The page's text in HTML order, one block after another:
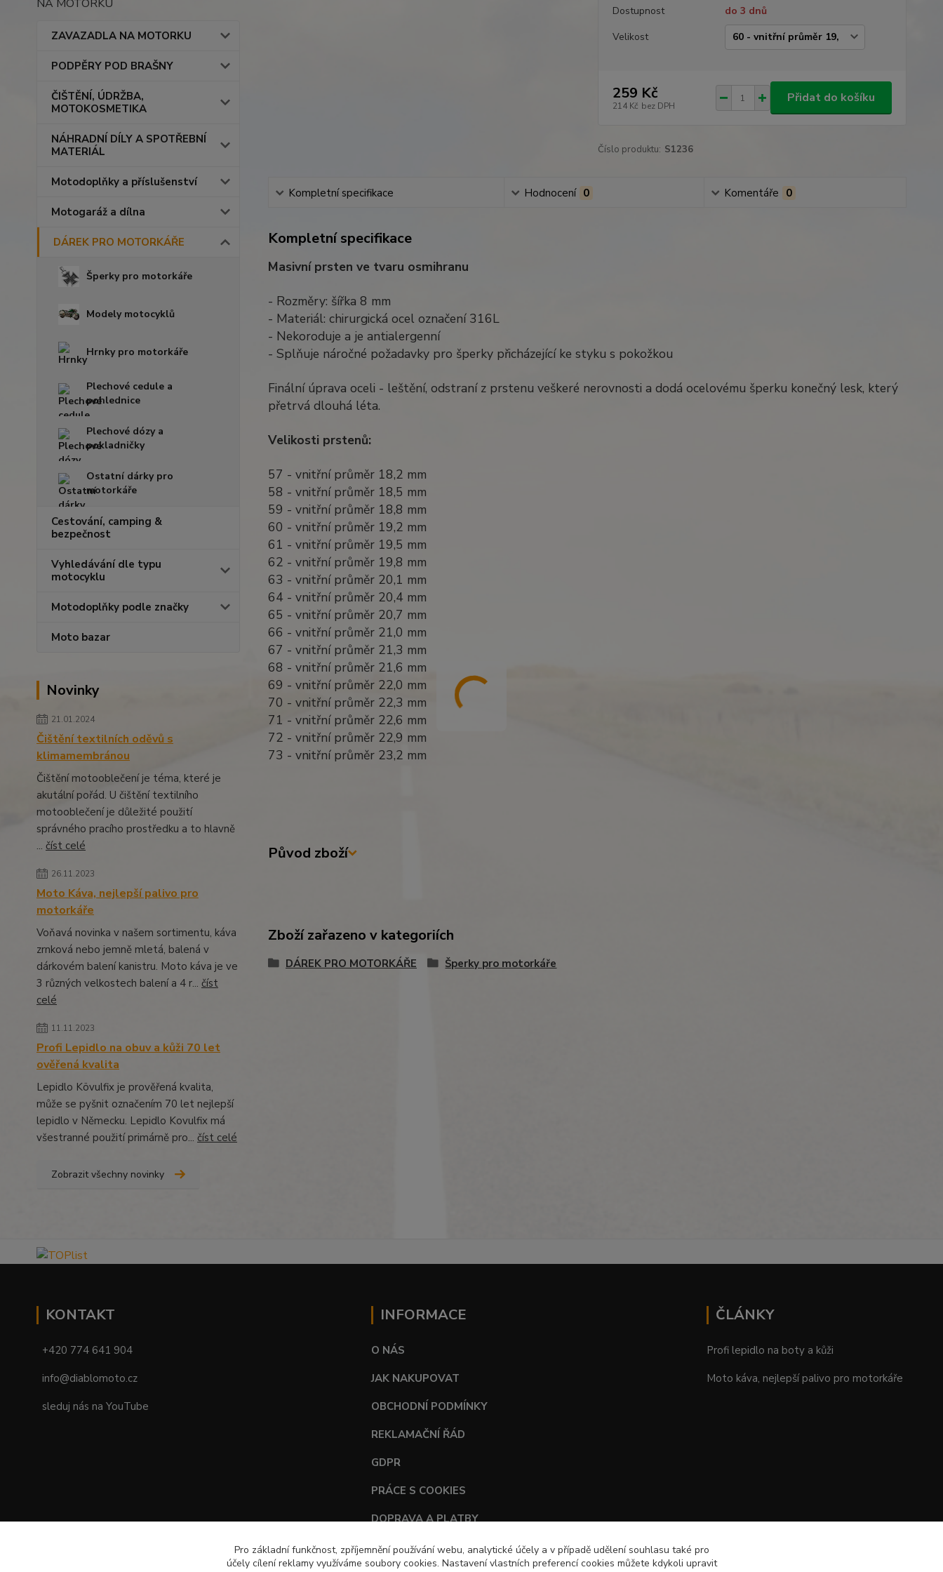
NA MOTORKU
ZAVAZADLA NA MOTORKU
PODPĚRY POD BRAŠNY
ČIŠTĚNÍ, ÚDRŽBA,
MOTOKOSMETIKA
NÁHRADNÍ DÍLY A SPOTŘEBNÍ
MATERIÁL
Motodoplňky a příslušenství
Motogaráž a dílna
DÁREK PRO MOTORKÁŘE
Šperky pro motorkáře
Modely motocyklů
Hrnky pro motorkáře
Plechové cedule a
pohlednice
Plechové dózy a
pokladničky
Ostatní dárky pro
motorkáře
Cestování, camping &
bezpečnost
Vyhledávání dle typu
motocyklu
Motodoplňky podle značky
Moto bazar
Novinky
21.01.2024
Čištění textilních oděvů s
klimamembránou
Čištění motooblečení je téma, které je
akutální pořád. U čištění textilního
motooblečení je důležité použití
správného pracího prostředku a to hlavně
... číst celé
26.11.2023
Moto Káva, nejlepší palivo pro
motorkáře
Voňavá novinka v našem sortimentu, káva
zrnková nebo jemně mletá, balená v
dárkovém balení kanistru. Moto káva je ve
3 různých velkostech balení a 4 r... číst
celé
11.11.2023
Profi Lepidlo na obuv a kůži 70 let
ověřená kvalita
Lepidlo Kövulfix je prověřená kvalita,
může se pyšnit označením 70 let nejlepší
lepidlo v Německu. Lepidlo Kovulfix má
všestranné použití primárně pro... číst celé
Zobrazit všechny novinky
Dostupnost
do 3 dnů
Velikost
259 Kč
214 Kč bez DPH
Přidat do košíku
Číslo produktu: S1236
Kompletní specifikace Hodnocení 0 Komentáře 0
Kompletní specifikace
Masivní prsten ve tvaru osmihranu
- Rozměry: šířka 8 mm
- Materiál: chirurgická ocel označení 316L
- Nekoroduje a je antialergenní
- Splňuje náročné požadavky pro šperky přicházející ke styku s pokožkou
Finální úprava oceli - leštění, odstraní z prstenu veškeré nerovnosti a dodá ocelovému šperku konečný lesk, který
přetrvá dlouhá léta.
Velikosti prstenů:
57 - vnitřní průměr 18,2 mm
58 - vnitřní průměr 18,5 mm
59 - vnitřní průměr 18,8 mm
60 - vnitřní průměr 19,2 mm
61 - vnitřní průměr 19,5 mm
62 - vnitřní průměr 19,8 mm
63 - vnitřní průměr 20,1 mm
64 - vnitřní průměr 20,4 mm
65 - vnitřní průměr 20,7 mm
66 - vnitřní průměr 21,0 mm
67 - vnitřní průměr 21,3 mm
68 - vnitřní průměr 21,6 mm
69 - vnitřní průměr 22,0 mm
70 - vnitřní průměr 22,3 mm
71 - vnitřní průměr 22,6 mm
72 - vnitřní průměr 22,9 mm
73 - vnitřní průměr 23,2 mm
Původ zboží
Zboží zařazeno v kategoriích
DÁREK PRO MOTORKÁŘE Šperky pro motorkáře
KONTAKT
+420 774 641 904
info@diablomoto.cz
sleduj nás na YouTube
INFORMACE
O NÁS
JAK NAKUPOVAT
OBCHODNÍ PODMÍNKY
REKLAMAČNÍ ŘÁD
GDPR
PRÁCE S COOKIES
DOPRAVA A PLATBY
TABULKY VELIKOSTÍ
ČLÁNKY
Profi lepidlo na boty a kůži
Moto káva, nejlepší palivo pro motorkáře
Pro základní funkčnost, zpříjemnění používání webu, analytické účely a v případě udělení souhlasu také pro
účely cílení reklamy využíváme soubory cookies. Nastavení vlastních preferencí cookies můžete kdykoli upravit